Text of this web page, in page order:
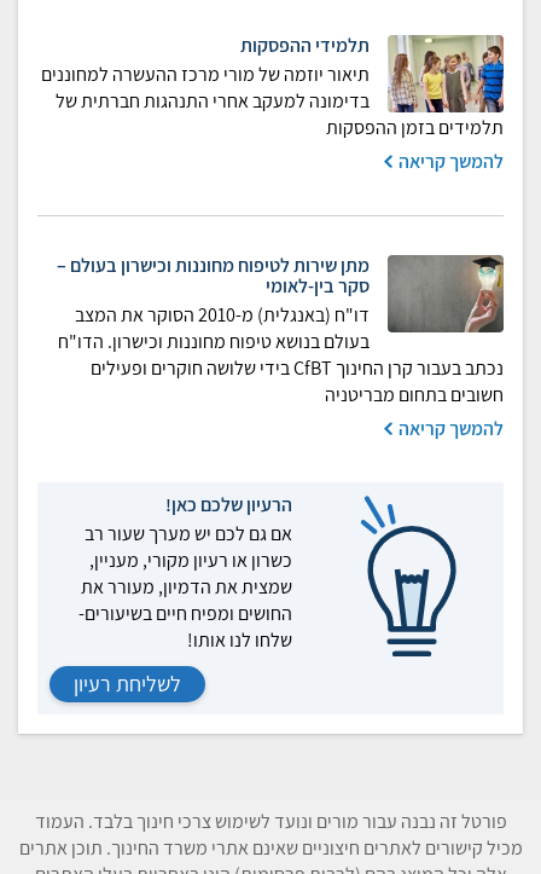
תלמידי ההפסקות
תיאור יוזמה של מורי מרכז ההעשרה למחוננים
בדימונה למעקב אחרי התנהגות חברתית של
תלמידים בזמן ההפסקות
להמשך קריאה
מתן שירות לטיפוח מחוננות וכישרון בעולם –
סקר בין-לאומי
דו"ח (באנגלית) מ-2010 הסוקר את המצב
בעולם בנושא טיפוח מחוננות וכישרון. הדו"ח
נכתב בעבור קרן החינוך CfBT בידי שלושה חוקרים ופעילים
חשובים בתחום מבריטניה
להמשך קריאה
הרעיון שלכם כאן!
אם גם לכם יש מערך שעור רב
כשרון או רעיון מקורי, מעניין,
שמצית את הדמיון, מעורר את
החושים ומפיח חיים בשיעורים-
שלחו לנו אותו!
לשליחת רעיון
פורטל זה נבנה עבור מורים ונועד לשימוש צרכי חינוך בלבד. העמוד
מכיל קישורים לאתרים חיצוניים שאינם אתרי משרד החינוך. תוכן אתרים